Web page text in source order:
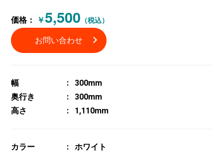
価格： ￥5,500 （税込）
お問い合わせ
幅
300mm
奥行き
300mm
高さ
1,110mm
カラー ホワイト